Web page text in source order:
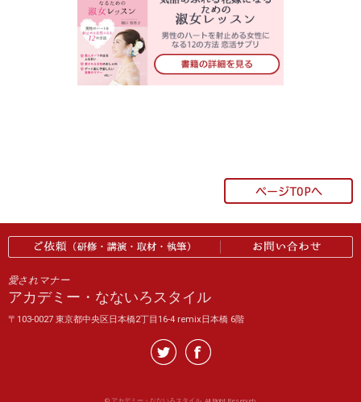
愛されマナー
アカデミー・なないろスタイル
〒103-0027 東京都中央区日本橋2丁目16-4 remix日本橋 6階